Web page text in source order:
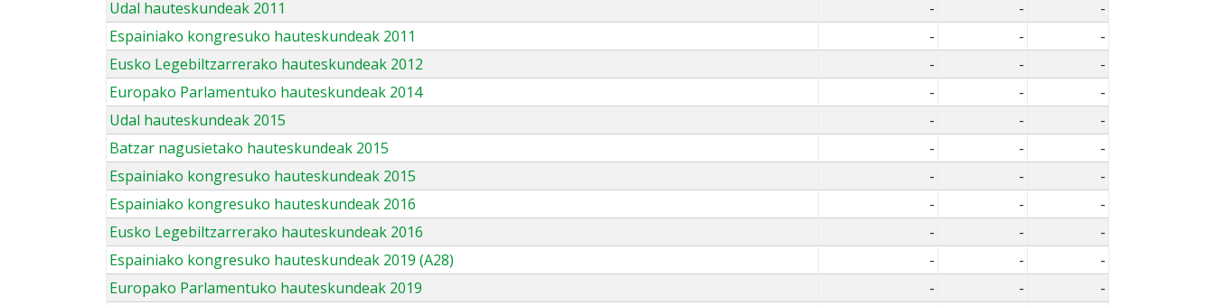
Udal hauteskundeak 2011
- -
-
Espainiako kongresuko hauteskundeak 2011
- -
-
Eusko Legebiltzarrerako hauteskundeak 2012
- -
-
Europako Parlamentuko hauteskundeak 2014
- -
-
Udal hauteskundeak 2015
- -
-
Batzar nagusietako hauteskundeak 2015
- -
-
Espainiako kongresuko hauteskundeak 2015
- -
-
Espainiako kongresuko hauteskundeak 2016
- -
-
Eusko Legebiltzarrerako hauteskundeak 2016
- -
-
Espainiako kongresuko hauteskundeak 2019 (A28)
- -
-
Europako Parlamentuko hauteskundeak 2019
- -
-